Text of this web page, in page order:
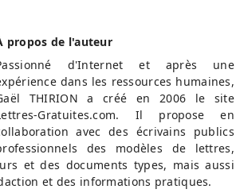
propos de l'auteur
d'Internet et après une
dans les ressources humaines,
THIRION a créé en 2006 le site
Gratuites.com. Il propose en
avec des écrivains publics
des modèles de lettres,
et des documents types, mais aussi
et des informations pratiques.